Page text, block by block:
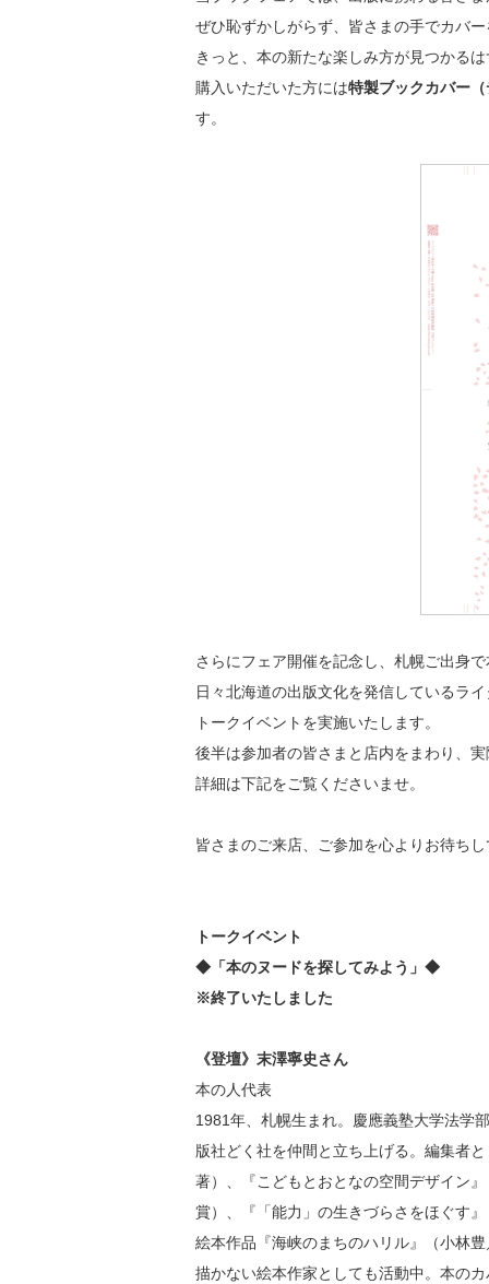
ぜひ恥ずかしがらず、皆さまの手でカバ
きっと、本の新たな楽しみ方が見つかる
購入いただいた方には特製ブックカバー
す。
さらにフェア開催を記念し、札幌ご出身
日々北海道の出版文化を発信しているラ
トークイベントを実施いたします。
後半は参加者の皆さまと店内をまわり、
詳細は下記をご覧くださいませ。
皆さまのご来店、ご参加を心よりお待ち
トークイベント
◆「本のヌードを探してみよう」◆
※終了いたしました
《登壇》末澤寧史さん
本の人代表
1981年、札幌生まれ。慶應義塾大学法学
版社どく社を仲間と立ち上げる。編集者
著）、『こどもとおとなの空間デザイン
賞）、『「能力」の生きづらさをほぐす
絵本作品『海峡のまちのハリル』（小林
描かない絵本作家としても活動中。本の